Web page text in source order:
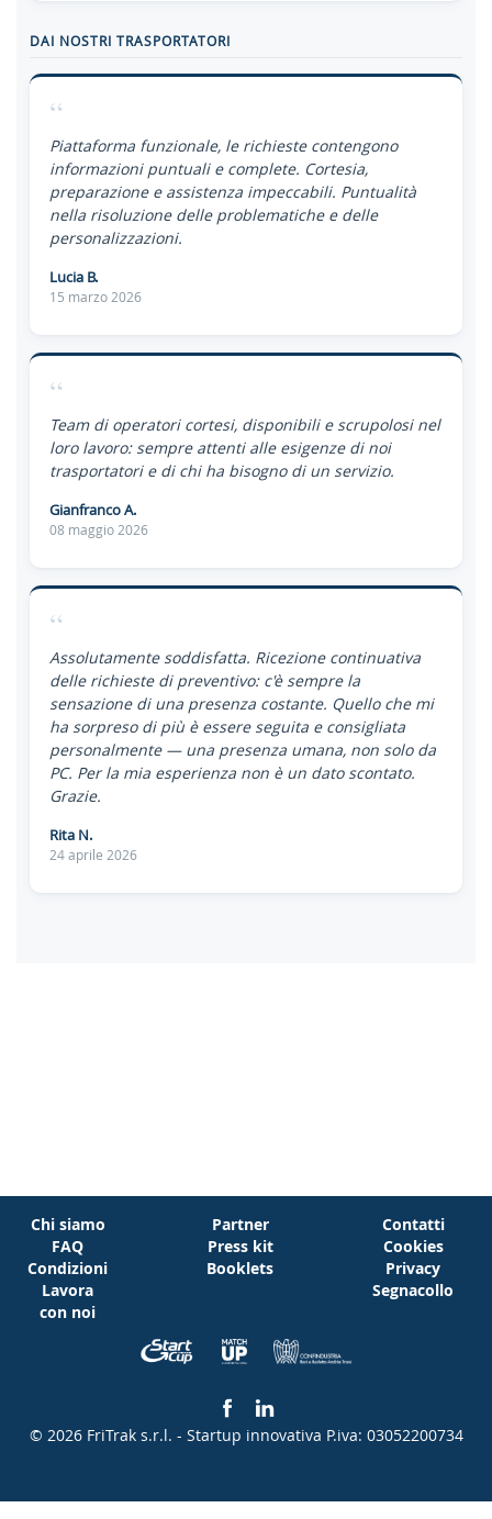
DAI NOSTRI TRASPORTATORI
“
Piattaforma funzionale, le richieste contengono
informazioni puntuali e complete. Cortesia,
preparazione e assistenza impeccabili. Puntualità
nella risoluzione delle problematiche e delle
personalizzazioni.
Lucia B.
15 marzo 2026
“
Team di operatori cortesi, disponibili e scrupolosi nel
loro lavoro: sempre attenti alle esigenze di noi
trasportatori e di chi ha bisogno di un servizio.
Gianfranco A.
08 maggio 2026
“
Assolutamente soddisfatta. Ricezione continuativa
delle richieste di preventivo: c'è sempre la
sensazione di una presenza costante. Quello che mi
ha sorpreso di più è essere seguita e consigliata
personalmente — una presenza umana, non solo da
PC. Per la mia esperienza non è un dato scontato.
Grazie.
Rita N.
24 aprile 2026
Chi siamo
FAQ
Condizioni
Lavora
con noi
Partner
Press kit
Booklets
Contatti
Cookies
Privacy
Segnacollo
© 2026 FriTrak s.r.l. - Startup innovativa P.iva: 03052200734